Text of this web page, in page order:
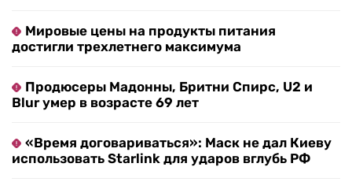
Мировые цены на продукты питания
достигли трехлетнего максимума
Продюсеры Мадонны, Бритни Спирс, U2 и
Blur умер в возрасте 69 лет
«Время договариваться»: Маск не дал Киеву
использовать Starlink для ударов вглубь РФ